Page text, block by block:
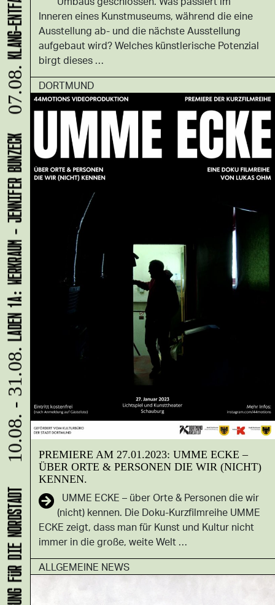
Inneren eines Kunstmuseums, während die eine
Ausstellung ab- und die nächste Ausstellung
aufgebaut wird? Welches künstlerische Potenzial
birgt dieses …
DORTMUND
PREMIERE AM 27.01.2023: UMME ECKE –
ÜBER ORTE & PERSONEN DIE WIR (NICHT)
KENNEN.
UMME ECKE – über Orte & Personen die wir
(nicht) kennen. Die Doku-Kurzfilmreihe UMME
ECKE zeigt, dass man für Kunst und Kultur nicht
immer in die große, weite Welt …
ALLGEMEINE NEWS
10.08. - 31.08.
LADEN 1A: WERKRAUM - JENNIFER BUNZECK
07.08.